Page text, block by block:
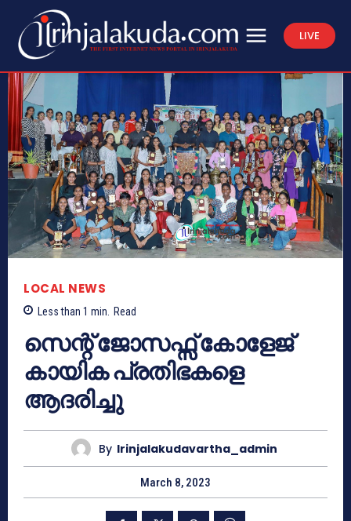
LIVE
LOCAL NEWS
Less than 1 min. Read
സെന്റ് ജോസഫ്സ് കോളേജ്
കായിക പ്രതിഭകളെ
ആദരിച്ചു
By Irinjalakudavartha_admin
March 8, 2023